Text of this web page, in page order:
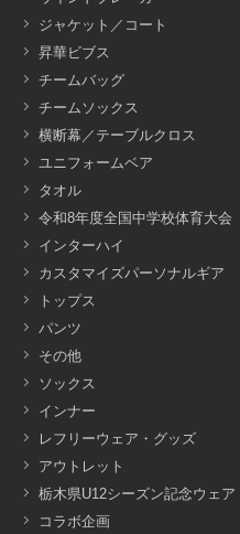
ジャケット／コート
昇華ビブス
チームバッグ
チームソックス
横断幕／テーブルクロス
ユニフォームベア
タオル
令和8年度全国中学校体育大会
インターハイ
カスタマイズパーソナルギア
トップス
パンツ
その他
ソックス
インナー
レフリーウェア・グッズ
アウトレット
栃木県U12シーズン記念ウェア
コラボ企画